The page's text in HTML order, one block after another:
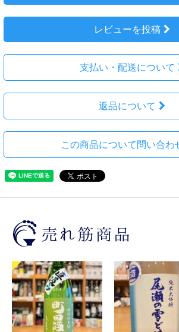
レビューを投稿
支払い・配送について
返品について
この商品について問い合わ